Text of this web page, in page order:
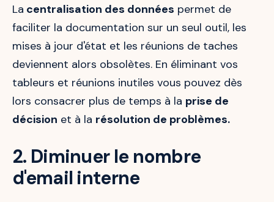
La centralisation des données permet de
faciliter la documentation sur un seul outil, les
mises à jour d'état et les réunions de taches
deviennent alors obsolètes. En éliminant vos
tableurs et réunions inutiles vous pouvez dès
lors consacrer plus de temps à la prise de
décision et à la résolution de problèmes.
2. Diminuer le nombre
d'email interne